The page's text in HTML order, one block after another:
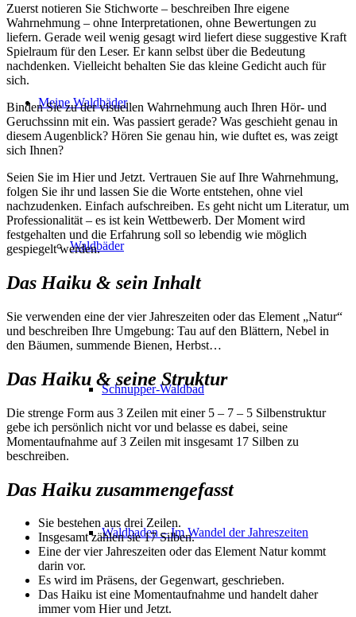
Meine Waldbäder
Waldbäder
Schnupper-Waldbad
Waldbaden – Im Wandel der Jahreszeiten
Zuerst notieren Sie Stichworte – beschreiben Ihre eigene
Wahrnehmung – ohne Interpretationen, ohne Bewertungen zu
liefern. Gerade weil wenig gesagt wird liefert diese suggestive Kraft
Spielraum für den Leser. Er kann selbst über die Bedeutung
nachdenken. Vielleicht behalten Sie das kleine Gedicht auch für
sich.
Binden Sie zu der visuellen Wahrnehmung auch Ihren Hör- und
Geruchssinn mit ein. Was passiert gerade? Was geschieht genau in
diesem Augenblick? Hören Sie genau hin, wie duftet es, was zeigt
sich Ihnen?
Seien Sie im Hier und Jetzt. Vertrauen Sie auf Ihre Wahrnehmung,
folgen Sie ihr und lassen Sie die Worte entstehen, ohne viel
nachzudenken. Einfach aufschreiben. Es geht nicht um Literatur, um
Professionalität – es ist kein Wettbewerb. Der Moment wird
festgehalten und die Erfahrung soll so lebendig wie möglich
gespiegelt werden.
Das Haiku & sein Inhalt
Sie verwenden eine der vier Jahreszeiten oder das Element „Natur“
und beschreiben Ihre Umgebung: Tau auf den Blättern, Nebel in
den Bäumen, summende Bienen, Herbst…
Das Haiku & seine Struktur
Die strenge Form aus 3 Zeilen mit einer 5 – 7 – 5 Silbenstruktur
gebe ich persönlich nicht vor und belasse es dabei, seine
Momentaufnahme auf 3 Zeilen mit insgesamt 17 Silben zu
beschreiben.
Das Haiku zusammengefasst
Sie bestehen aus drei Zeilen.
Insgesamt zählen sie 17 Silben.
Eine der vier Jahreszeiten oder das Element Natur kommt
darin vor.
Es wird im Präsens, der Gegenwart, geschrieben.
Das Haiku ist eine Momentaufnahme und handelt daher
immer vom Hier und Jetzt.